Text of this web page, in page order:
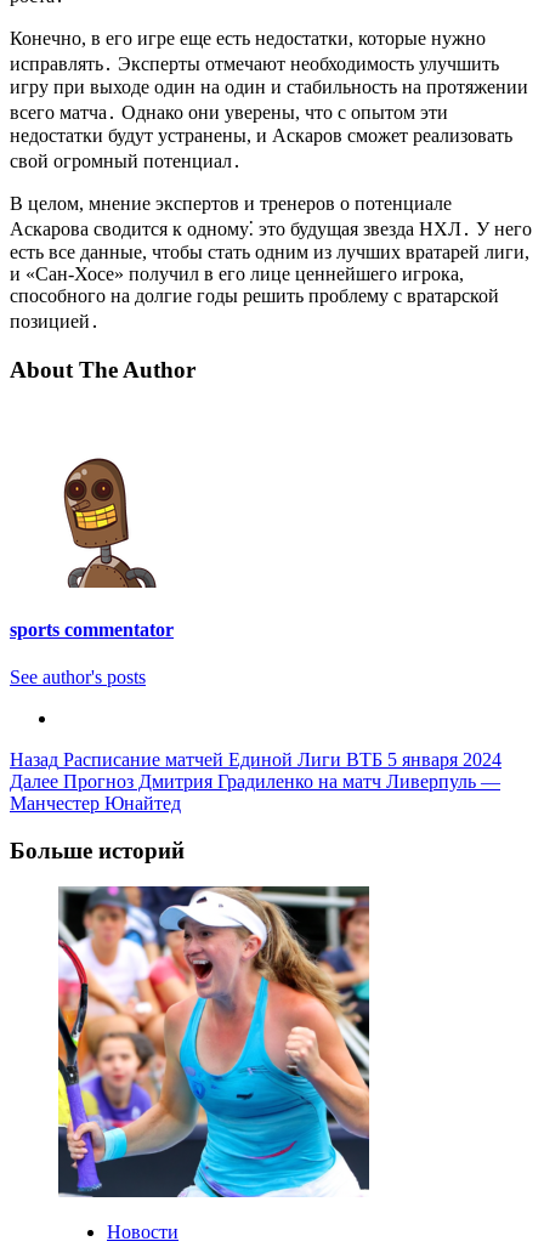
Конечно, в его игре еще есть недостатки, которые нужно
исправлять․ Эксперты отмечают необходимость улучшить
игру при выходе один на один и стабильность на протяжении
всего матча․ Однако они уверены, что с опытом эти
недостатки будут устранены, и Аскаров сможет реализовать
свой огромный потенциал․
В целом, мнение экспертов и тренеров о потенциале
Аскарова сводится к одному⁚ это будущая звезда НХЛ․ У него
есть все данные, чтобы стать одним из лучших вратарей лиги,
и «Сан-Хосе» получил в его лице ценнейшего игрока,
способного на долгие годы решить проблему с вратарской
позицией․
About The Author
sports commentator
See author's posts
Post
Navigation
Назад Расписание матчей Единой Лиги ВТБ 5 января 2024
Далее Прогноз Дмитрия Градиленко на матч Ливерпуль —
Манчестер Юнайтед
Больше историй
Новости